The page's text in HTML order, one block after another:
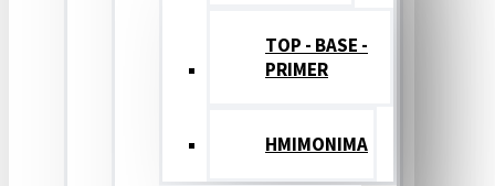
TOP - BASE -
PRIMER
ΗΜΙΜΟΝΙΜΑ